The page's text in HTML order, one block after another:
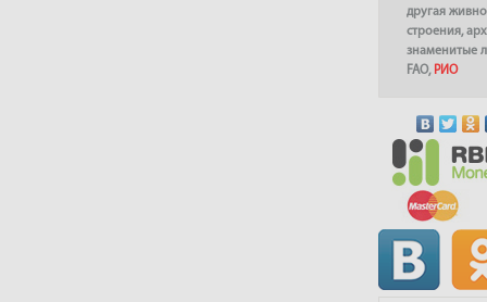
другая
строения,
знаменитые
FAO, РИО